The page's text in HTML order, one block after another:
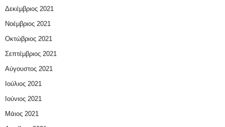
Δεκέμβριος 2021
Νοέμβριος 2021
Οκτώβριος 2021
Σεπτέμβριος 2021
Αύγουστος 2021
Ιούλιος 2021
Ιούνιος 2021
Μάιος 2021